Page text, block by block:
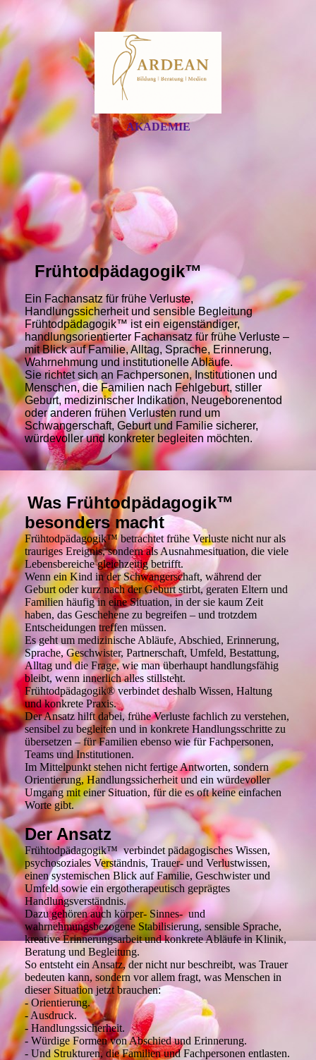
AKADEMIE
Frühtodpädagogik™
Ein Fachansatz für frühe Verluste,
Handlungssicherheit und sensible Begleitung
Frühtodpädagogik™ ist ein eigenständiger,
handlungsorientierter Fachansatz für frühe Verluste –
mit Blick auf Familie, Alltag, Sprache, Erinnerung,
Wahrnehmung und institutionelle Abläufe.
Sie richtet sich an Fachpersonen, Institutionen und
Menschen, die Familien nach Fehlgeburt, stiller
Geburt, medizinischer Indikation, Neugeborenentod
oder anderen frühen Verlusten rund um
Schwangerschaft, Geburt und Familie sicherer,
würdevoller und konkreter begleiten möchten.
Was Frühtodpädagogik™
besonders macht
Frühtodpädagogik™ betrachtet frühe Verluste nicht nur als
trauriges Ereignis, sondern als Ausnahmesituation, die viele
Lebensbereiche gleichzeitig betrifft.
Wenn ein Kind in der Schwangerschaft, während der
Geburt oder kurz nach der Geburt stirbt, geraten Eltern und
Familien häufig in eine Situation, in der sie kaum Zeit
haben, das Geschehene zu begreifen – und trotzdem
Entscheidungen treffen müssen.
Es geht um medizinische Abläufe, Abschied, Erinnerung,
Sprache, Geschwister, Partnerschaft, Umfeld, Bestattung,
Alltag und die Frage, wie man überhaupt handlungsfähig
bleibt, wenn innerlich alles stillsteht.
Frühtodpädagogik® verbindet deshalb Wissen, Haltung
und konkrete Praxis.
Der Ansatz hilft dabei, frühe Verluste fachlich zu verstehen,
sensibel zu begleiten und in konkrete Handlungsschritte zu
übersetzen – für Familien ebenso wie für Fachpersonen,
Teams und Institutionen.
Im Mittelpunkt stehen nicht fertige Antworten, sondern
Orientierung, Handlungssicherheit und ein würdevoller
Umgang mit einer Situation, für die es oft keine einfachen
Worte gibt.
Der Ansatz
Frühtodpädagogik™ verbindet pädagogisches Wissen,
psychosoziales Verständnis, Trauer- und Verlustwissen,
einen systemischen Blick auf Familie, Geschwister und
Umfeld sowie ein ergotherapeutisch geprägtes
Handlungsverständnis.
Dazu gehören auch körper- Sinnes- und
wahrnehmungsbezogene Stabilisierung, sensible Sprache,
kreative Erinnerungsarbeit und konkrete Abläufe in Klinik,
Beratung und Begleitung.
So entsteht ein Ansatz, der nicht nur beschreibt, was Trauer
bedeuten kann, sondern vor allem fragt, was Menschen in
dieser Situation jetzt brauchen:
- Orientierung.
- Ausdruck.
- Handlungssicherheit.
- Würdige Formen von Abschied und Erinnerung.
- Und Strukturen, die Familien und Fachpersonen entlasten.